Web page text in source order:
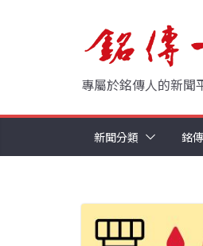
專屬於銘傳人的新聞
新聞分類 銘